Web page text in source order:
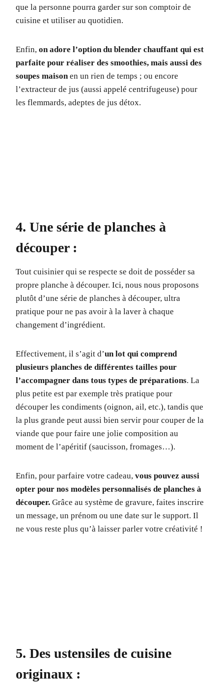
que la personne pourra garder sur son comptoir de
cuisine et utiliser au quotidien.
Enfin, on adore l’option du blender chauffant qui est
parfaite pour réaliser des smoothies, mais aussi des
soupes maison en un rien de temps ; ou encore
l’extracteur de jus (aussi appelé centrifugeuse) pour
les flemmards, adeptes de jus détox.
4. Une série de planches à
découper :
Tout cuisinier qui se respecte se doit de posséder sa
propre planche à découper. Ici, nous nous proposons
plutôt d’une série de planches à découper, ultra
pratique pour ne pas avoir à la laver à chaque
changement d’ingrédient.
Effectivement, il s’agit d’un lot qui comprend
plusieurs planches de différentes tailles pour
l’accompagner dans tous types de préparations. La
plus petite est par exemple très pratique pour
découper les condiments (oignon, ail, etc.), tandis que
la plus grande peut aussi bien servir pour couper de la
viande que pour faire une jolie composition au
moment de l’apéritif (saucisson, fromages…).
Enfin, pour parfaire votre cadeau, vous pouvez aussi
opter pour nos modèles personnalisés de planches à
découper. Grâce au système de gravure, faites inscrire
un message, un prénom ou une date sur le support. Il
ne vous reste plus qu’à laisser parler votre créativité !
5. Des ustensiles de cuisine
originaux :